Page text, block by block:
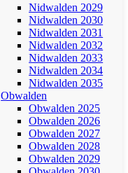
Nidwalden 2029
Nidwalden 2030
Nidwalden 2031
Nidwalden 2032
Nidwalden 2033
Nidwalden 2034
Nidwalden 2035
Obwalden
Obwalden 2025
Obwalden 2026
Obwalden 2027
Obwalden 2028
Obwalden 2029